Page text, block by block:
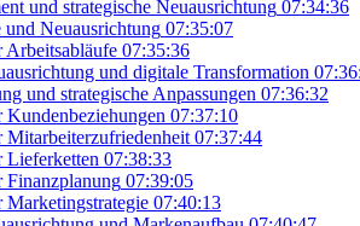
und strategische Neuausrichtung 07:34:36
und Neuausrichtung 07:35:07
Arbeitsabläufe 07:35:36
und digitale Transformation
und strategische Anpassungen 07:36:32
07:37:10
Mitarbeiterzufriedenheit 07:37:44
Lieferketten 07:38:33
Finanzplanung 07:39:05
07:40:13